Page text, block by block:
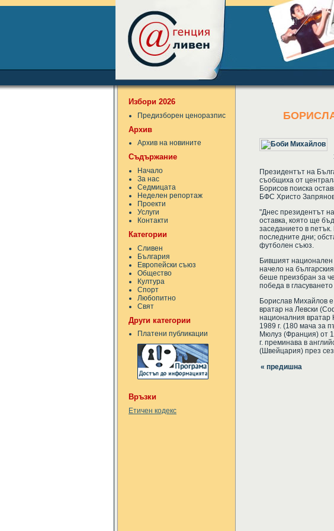
Избори 2026
Предизборен ценоразпис
Архив
Архив на новините
Съдържание
Начало
За нас
Седмицата
Неделен репортаж
Проекти
Услуги
Контакти
Категории
Сливен
България
Европейски съюз
Общество
Култура
Спорт
Любопитно
Свят
Други категории
Платени публикации
Връзки
Етичен кодекс
Президентът на
съобщиха от
Борисов поиска
БФС Христо
"Днес президентът
оставка, която ще
заседанието в
последните дни;
футболен съюз.
Бившият национален
начело на
беше преизбран за
победа в
Борислав Михайлов
вратар на Левски
националния вратар
1989 г. (180 мача за
Мюлуз (Франция) от
г. преминава в
(Швейцария) през
« предишна